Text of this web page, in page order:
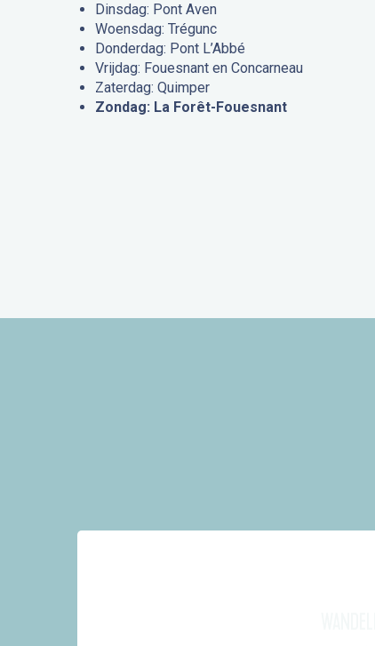
Dinsdag: Pont Aven
Woensdag: Trégunc
Donderdag: Pont L’Abbé
Vrijdag: Fouesnant en Concarneau
Zaterdag: Quimper
Zondag: La Forêt-Fouesnant